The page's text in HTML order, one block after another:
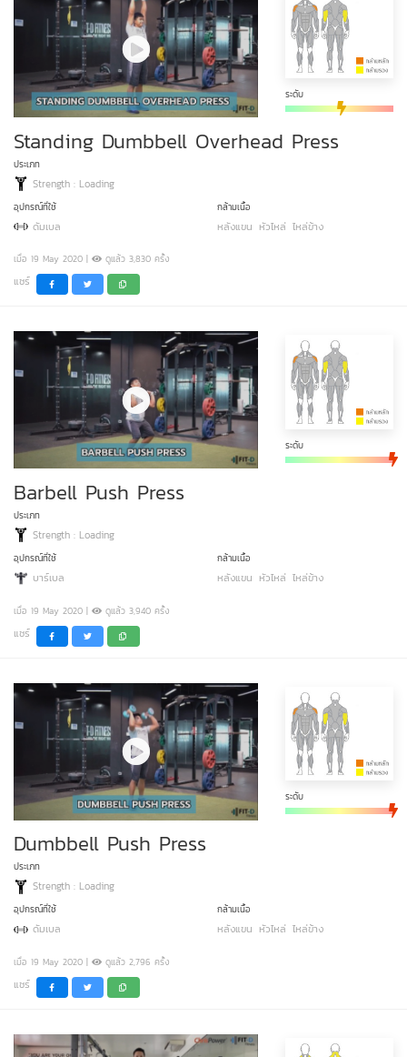
ระดับ
Standing Dumbbell Overhead Press
ประเภท
Strength : Loading
อุปกรณ์ที่ใช้
ดัมเบล
กล้ามเนื้อ
หลังแขน หัวไหล่ ไหล่ข้าง
เมื่อ 19 May 2020 | ดูแล้ว 3,830 ครั้ง
แชร์
ระดับ
Barbell Push Press
ประเภท
Strength : Loading
อุปกรณ์ที่ใช้
บาร์เบล
กล้ามเนื้อ
หลังแขน หัวไหล่ ไหล่ข้าง
เมื่อ 19 May 2020 | ดูแล้ว 3,940 ครั้ง
แชร์
ระดับ
Dumbbell Push Press
ประเภท
Strength : Loading
อุปกรณ์ที่ใช้
ดัมเบล
กล้ามเนื้อ
หลังแขน หัวไหล่ ไหล่ข้าง
เมื่อ 19 May 2020 | ดูแล้ว 2,796 ครั้ง
แชร์